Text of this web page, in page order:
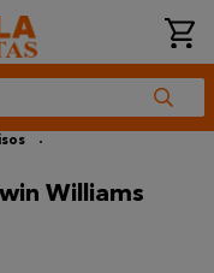
Williams